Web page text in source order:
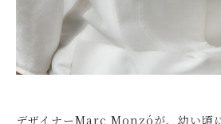
デザイナーMarc Monzóが、幼い頃